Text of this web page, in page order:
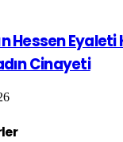
Hessen Eyaleti
Cinayeti